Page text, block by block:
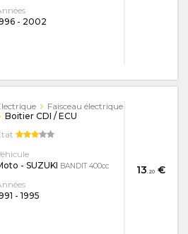
- 2002
13.20 €
Faisceau électrique
Boitier CDI / ECU
- SUZUKI BANDIT 400cc
- 1995